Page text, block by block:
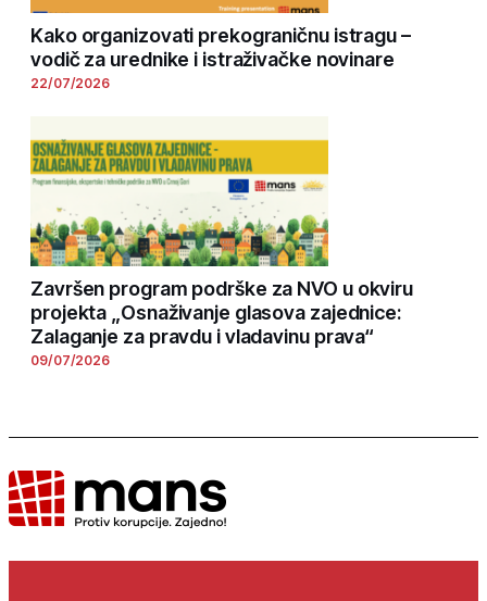
Kako organizovati prekograničnu istragu –
vodič za urednike i istraživačke novinare
22/07/2026
Završen program podrške za NVO u okviru
projekta „Osnaživanje glasova zajednice:
Zalaganje za pravdu i vladavinu prava“
09/07/2026